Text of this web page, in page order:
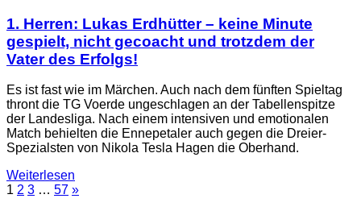
1. Herren: Lukas Erdhütter – keine Minute
gespielt, nicht gecoacht und trotzdem der
Vater des Erfolgs!
Es ist fast wie im Märchen. Auch nach dem fünften Spieltag
thront die TG Voerde ungeschlagen an der Tabellenspitze
der Landesliga. Nach einem intensiven und emotionalen
Match behielten die Ennepetaler auch gegen die Dreier-
Spezialsten von Nikola Tesla Hagen die Oberhand.
Weiterlesen
1 2 3 … 57 »